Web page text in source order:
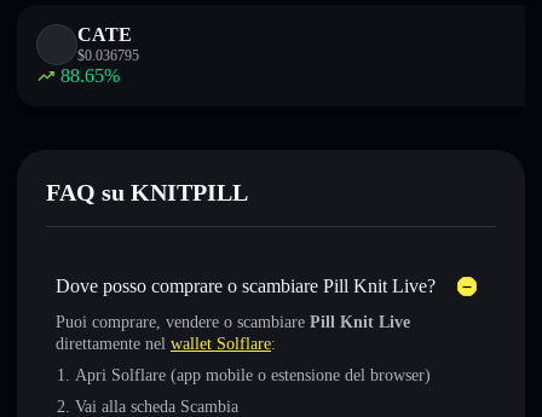
CATE
$0.036795
88.65%
FAQ su KNITPILL
Dove posso comprare o scambiare Pill Knit Live?
Puoi comprare, vendere o scambiare Pill Knit Live
direttamente nel wallet Solflare:
Apri Solflare (app mobile o estensione del browser)
Vai alla scheda Scambia